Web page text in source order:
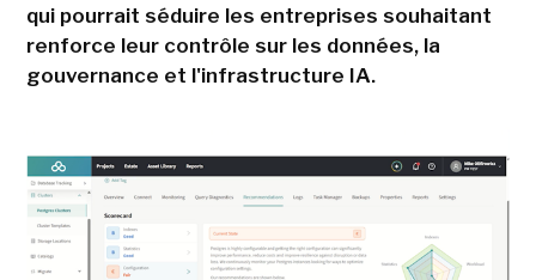
qui pourrait séduire les entreprises souhaitant
renforce leur contrôle sur les données, la
gouvernance et l'infrastructure IA.